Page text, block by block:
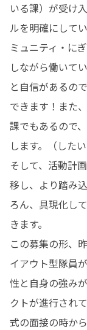
いる課）が受け
ルを明確にして
ミュニティ・に
しながら働いて
と自信があるの
できます！また
課でもあるので
します。（した
そして、活動計
移し、より踏み
ろん、具現化し
きます。
この募集の形、
イアウト型隊員
性と自身の強み
クトが進行され
式の面接の時か